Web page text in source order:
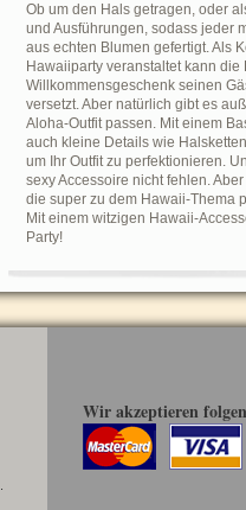
Ob um den Hals getragen, oder
und Ausführungen, sodass jeder
aus echten Blumen gefertigt. Als
Hawaiiparty veranstaltet kann
Willkommensgeschenk seinen
versetzt. Aber natürlich gibt es
Aloha-Outfit passen. Mit einem
auch kleine Details wie
um Ihr Outfit zu perfektionieren.
sexy Accessoire nicht fehlen.
die super zu dem Hawaii-Thema
Mit einem witzigen Hawaii-
Party!
Wir akzeptieren